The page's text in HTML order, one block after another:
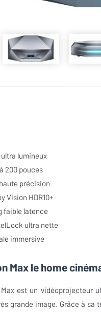
ultra lumineux
200 pouces
précision
Vision HDR10+
faible latence
ultra nette
immersive
Max le home
est un vidéoprojecteur
grande image. Grâce à sa